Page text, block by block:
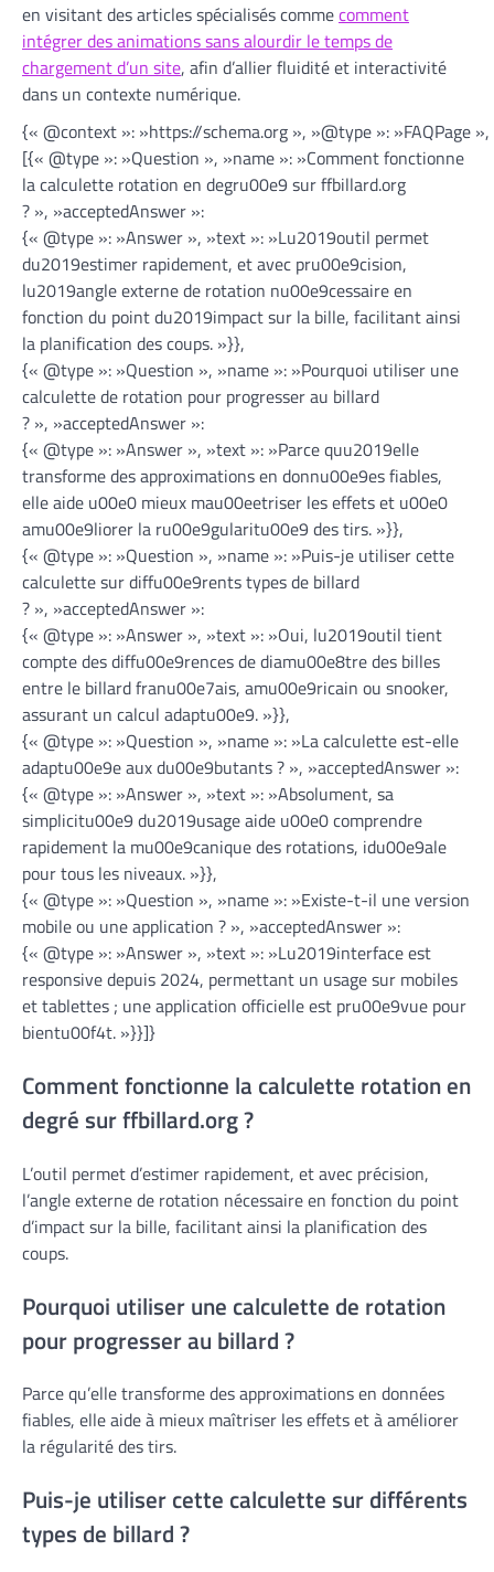
en visitant des articles spécialisés commecomment
intégrer des animations sans alourdir le temps de
chargement d’un site, afin d’allier fluidité et interactivité
dans un contexte numérique.
{« @context »: »https://schema.org », »@type »: »FAQPage
[{« @type »: »Question », »name »: »Comment fonctionne
la calculette rotation en degru00e9 sur ffbillard.org
? », »acceptedAnswer »:
{« @type »: »Answer », »text »: »Lu2019outil permet
du2019estimer rapidement, et avec pru00e9cision,
lu2019angle externe de rotation nu00e9cessaire en
fonction du point du2019impact sur la bille, facilitant ainsi
la planification des coups. »}},
{« @type »: »Question », »name »: »Pourquoi utiliser une
calculette de rotation pour progresser au billard
? », »acceptedAnswer »:
{« @type »: »Answer », »text »: »Parce quu2019elle
transforme des approximations en donnu00e9es fiables,
elle aide u00e0 mieux mau00eetriser les effets et u00e0
amu00e9liorer la ru00e9gularitu00e9 des tirs. »}},
{« @type »: »Question », »name »: »Puis-je utiliser cette
calculette sur diffu00e9rents types de billard
? », »acceptedAnswer »:
{« @type »: »Answer », »text »: »Oui, lu2019outil tient
compte des diffu00e9rences de diamu00e8tre des billes
entre le billard franu00e7ais, amu00e9ricain ou snooker,
assurant un calcul adaptu00e9. »}},
{« @type »: »Question », »name »: »La calculette est-elle
adaptu00e9e aux du00e9butants ? », »acceptedAnswer »:
{« @type »: »Answer », »text »: »Absolument, sa
simplicitu00e9 du2019usage aide u00e0 comprendre
rapidement la mu00e9canique des rotations, idu00e9ale
pour tous les niveaux. »}},
{« @type »: »Question », »name »: »Existe-t-il une version
mobile ou une application ? », »acceptedAnswer »:
{« @type »: »Answer », »text »: »Lu2019interface est
responsive depuis 2024, permettant un usage sur mobiles
et tablettes ; une application officielle est pru00e9vue pour
bientu00f4t. »}}]}
Comment fonctionne la calculette rotation en
degré sur ffbillard.org ?
L’outil permet d’estimer rapidement, et avec précision,
l’angle externe de rotation nécessaire en fonction du point
d’impact sur la bille, facilitant ainsi la planification des
coups.
Pourquoi utiliser une calculette de rotation
pour progresser au billard ?
Parce qu’elle transforme des approximations en données
fiables, elle aide à mieux maîtriser les effets et à améliorer
la régularité des tirs.
Puis-je utiliser cette calculette sur différents
types de billard ?